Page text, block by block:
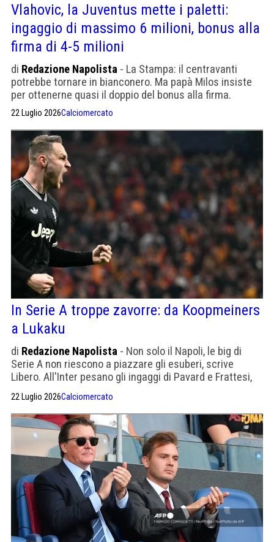
Vlahovic, la Juventus mette i paletti:
ingaggio di massimo 6 milioni, bonus alla
firma di 4-5 milioni
di Redazione Napolista - La Stampa: il centravanti
potrebbe tornare in bianconero. Ma papà Milos insiste
per ottenerne quasi il doppio del bonus alla firma.
22 Luglio 2026Calciomercato
In Serie A troppe zavorre: da Koopmeiners
a Lukaku
di Redazione Napolista - Non solo il Napoli, le big di
Serie A non riescono a piazzare gli esuberi, scrive
Libero. All'Inter pesano gli ingaggi di Pavard e Frattesi,
22 Luglio 2026Calciomercato